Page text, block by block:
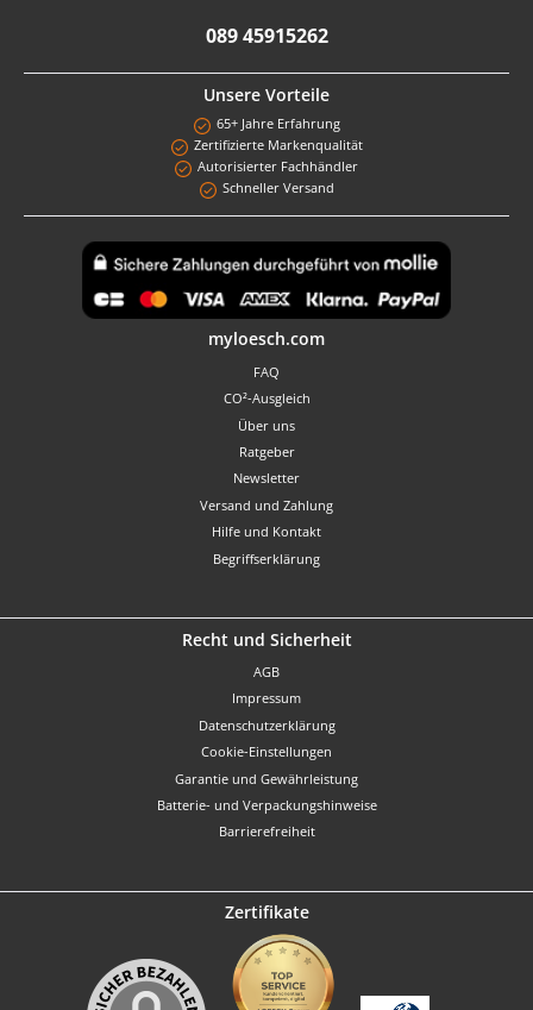
089 45915262
Unsere Vorteile
65+ Jahre Erfahrung
Zertifizierte Markenqualität
Autorisierter Fachhändler
Schneller Versand
myloesch.com
FAQ
CO²-Ausgleich
Über uns
Ratgeber
Newsletter
Versand und Zahlung
Hilfe und Kontakt
Begriffserklärung
Recht und Sicherheit
AGB
Impressum
Datenschutzerklärung
Cookie-Einstellungen
Garantie und Gewährleistung
Batterie- und Verpackungshinweise
Barrierefreiheit
Zertifikate